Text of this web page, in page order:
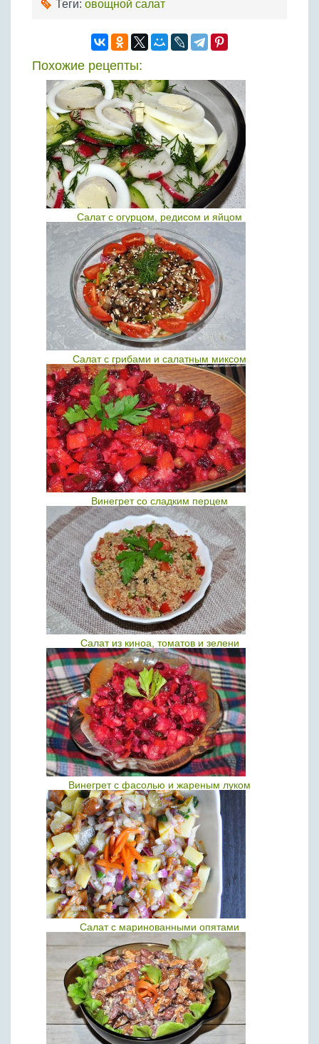
Теги: овощной салат
Похожие рецепты:
Салат с огурцом, редисом и яйцом
Салат с грибами и салатным миксом
Винегрет со сладким перцем
Салат из киноа, томатов и зелени
Винегрет с фасолью и жареным луком
Салат с маринованными опятами